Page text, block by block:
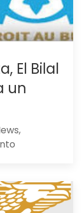
El Bilal
un
El
Bilal